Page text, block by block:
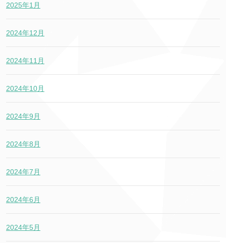
2025年1月
2024年12月
2024年11月
2024年10月
2024年9月
2024年8月
2024年7月
2024年6月
2024年5月